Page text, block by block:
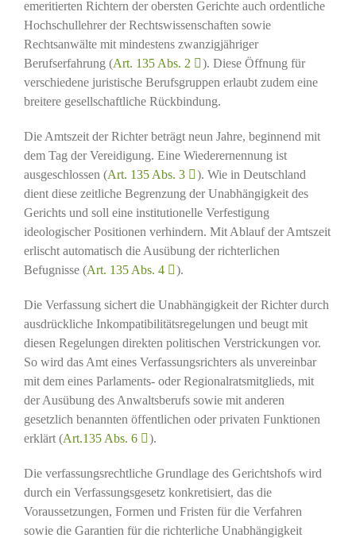
emeritierten Richtern der obersten Gerichte auch ordentliche
Hochschullehrer der Rechtswissenschaften sowie
Rechtsanwälte mit mindestens zwanzigjähriger
Berufserfahrung (Art. 135 Abs. 2
). Diese Öffnung für
verschiedene juristische Berufsgruppen erlaubt zudem eine
breitere gesellschaftliche Rückbindung.
Die Amtszeit der Richter beträgt neun Jahre, beginnend mit
dem Tag der Vereidigung. Eine Wiederernennung ist
ausgeschlossen (Art. 135 Abs. 3
). Wie in Deutschland
dient diese zeitliche Begrenzung der Unabhängigkeit des
Gerichts und soll eine institutionelle Verfestigung
ideologischer Positionen verhindern. Mit Ablauf der Amtszeit
erlischt automatisch die Ausübung der richterlichen
Befugnisse (Art. 135 Abs. 4 ).
Die Verfassung sichert die Unabhängigkeit der Richter durch
ausdrückliche Inkompatibilitätsregelungen und beugt mit
diesen Regelungen direkten politischen Verstrickungen vor.
So wird das Amt eines Verfassungsrichters als unvereinbar
mit dem eines Parlaments- oder Regionalratsmitglieds, mit
der Ausübung des Anwaltsberufs sowie mit anderen
gesetzlich benannten öffentlichen oder privaten Funktionen
erklärt (Art.135 Abs. 6 ).
Die verfassungsrechtliche Grundlage des Gerichtshofs wird
durch ein Verfassungsgesetz konkretisiert, das die
Voraussetzungen, Formen und Fristen für die Verfahren
sowie die Garantien für die richterliche Unabhängigkeit